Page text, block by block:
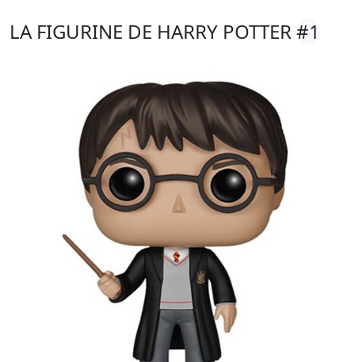
LA FIGURINE DE HARRY POTTER#1